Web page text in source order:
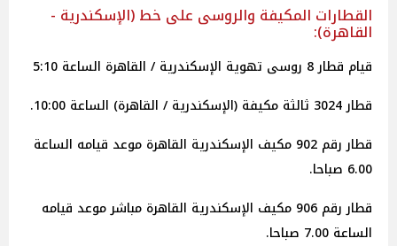
القطارات المكيفة والروسى على خط (الإسكندرية -
القاهرة):
قيام قطار 8 روسى تهوية الإسكندرية / القاهرة الساعة 5:10
قطار 3024 ثالثة مكيفة (الإسكندرية / القاهرة) الساعة 10:00.
قطار رقم 902 مكيف الإسكندرية القاهرة موعد قيامه الساعة
6.00 صباحا.
قطار رقم 906 مكيف الإسكندرية القاهرة مباشر موعد قيامه
الساعة 7.00 صباحا.